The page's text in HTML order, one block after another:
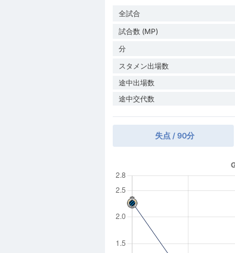
全試合
試合数 (MP)
分
スタメン出場数
途中出場数
途中交代数
失点 / 90分